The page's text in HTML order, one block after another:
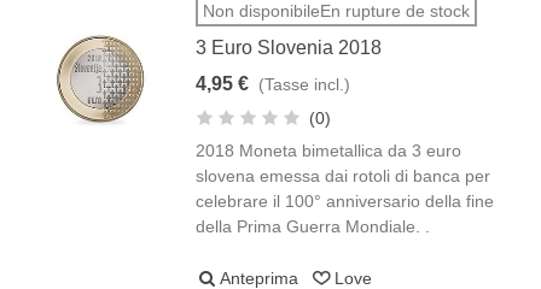
Non disponibileEn rupture de stock
3 Euro Slovenia 2018
4,95 € (Tasse incl.)
(0)
2018 Moneta bimetallica da 3 euro
slovena emessa dai rotoli di banca per
celebrare il 100° anniversario della fine
della Prima Guerra Mondiale. .
Anteprima Love